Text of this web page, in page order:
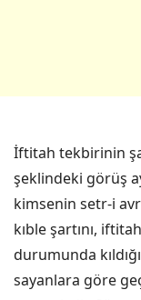
İftitah tekbirinin
şeklindeki görüş
kimsenin setr-i
kıble şartını,
durumunda
sayanlara göre